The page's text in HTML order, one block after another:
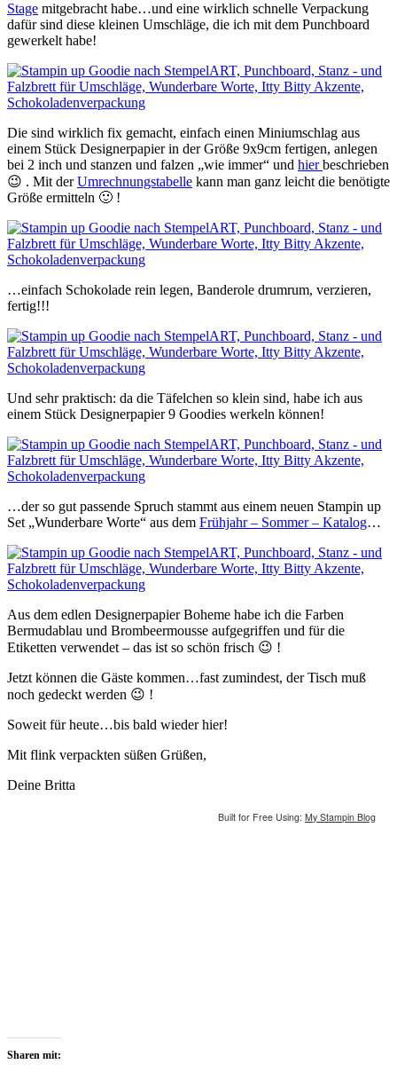
Stage mitgebracht habe…und eine wirklich schnelle Verpackung
dafür sind diese kleinen Umschläge, die ich mit dem Punchboard
gewerkelt habe!
Die sind wirklich fix gemacht, einfach einen Miniumschlag aus
einem Stück Designerpapierin der Größe 9x9cm fertigen, anlegen
bei 2 inch und stanzen und falzen „wie immer“ und hierbeschrieben
😉 . Mit derUmrechnungstabelle kann man ganz leicht die benötigte
Größe ermitteln 🙂 !
…einfach Schokolade rein legen, Banderole drumrum, verzieren,
fertig!!!
Und sehr praktisch: da die Täfelchen so klein sind, habe ich aus
einem Stück Designerpapier 9 Goodies werkeln können!
…der so gut passende Spruch stammt aus einem neuen Stampin up
Set „Wunderbare Worte“ aus dem Frühjahr – Sommer – Katalog…
Aus dem edlen Designerpapier Boheme habe ich die Farben
Bermudablau und Brombeermousse aufgegriffen und für die
Etiketten verwendet – das ist so schön frisch 😉 !
Jetzt können die Gäste kommen…fast zumindest, der Tisch muß
noch gedeckt werden 😉 !
Soweit für heute…bis bald wieder hier!
Mit flink verpackten süßen Grüßen,
Deine Britta
Built for Free Using: My Stampin Blog
Sharen mit: